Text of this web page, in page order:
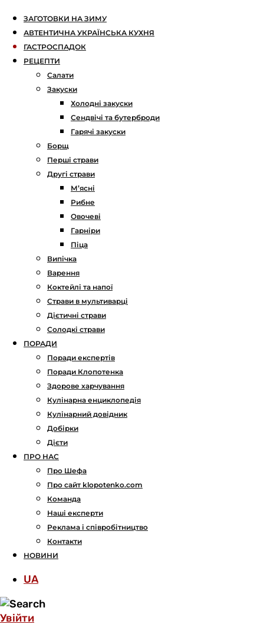
ЗАГОТОВКИ НА ЗИМУ
АВТЕНТИЧНА УКРАЇНСЬКА КУХНЯ
ГАСТРОСПАДОК
РЕЦЕПТИ
Салати
Закуски
Холодні закуски
Сендвічі та бутерброди
Гарячі закуски
Борщ
Перші страви
Другі страви
М’ясні
Рибне
Овочеві
Гарніри
Піца
Випічка
Варення
Коктейлі та напої
Страви в мультиварці
Дієтичні страви
Солодкі страви
ПОРАДИ
Поради експертів
Поради Клопотенка
Здорове харчування
Кулінарна енциклопедія
Кулінарний довідник
Добірки
Дієти
ПРО НАС
Про Шефа
Про сайт klopotenko.com
Команда
Наші експерти
Реклама і співробітництво
Контакти
НОВИНИ
UA
Увійти